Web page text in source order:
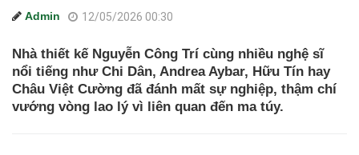
Admin 12/05/2026 00:30
Nhà thiết kế Nguyễn Công Trí cùng nhiều nghệ sĩ
nổi tiếng như Chi Dân, Andrea Aybar, Hữu Tín hay
Châu Việt Cường đã đánh mất sự nghiệp, thậm chí
vướng vòng lao lý vì liên quan đến ma túy.